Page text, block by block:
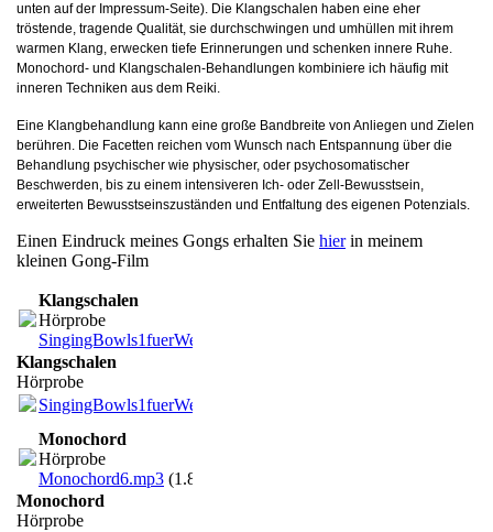
unten auf der Impressum-Seite). Die Klangschalen haben eine eher
tröstende, tragende Qualität, sie durchschwingen und umhüllen mit ihrem
warmen Klang, erwecken tiefe Erinnerungen und schenken innere Ruhe.
Monochord- und Klangschalen-Behandlungen kombiniere ich häufig mit
inneren Techniken aus dem Reiki.
Eine Klangbehandlung kann eine große Bandbreite von Anliegen und Zielen
berühren. Die Facetten reichen vom Wunsch nach Entspannung über die
Behandlung psychischer wie physischer, oder psychosomatischer
Beschwerden, bis zu einem intensiveren Ich- oder Zell-Bewusstsein,
erweiterten Bewusstseinszuständen und Entfaltung des eigenen Potenzials.
Einen Eindruck meines Gongs erhalten Sie hierin meinem
kleinen Gong-Film
Klangschalen
Hörprobe
SingingBowls1fuerWeb.m4a
Klangschalen
Hörprobe
SingingBowls1fuerWeb.m4a
Monochord
Hörprobe
Monochord6.mp3 (1.87MB)
Monochord
Hörprobe